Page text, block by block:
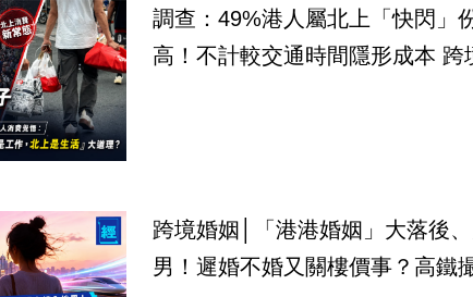
調查：49%港人屬北上「快閃」
高！不計較交通時間隱形成本 跨
跨境婚姻│「港港婚姻」大落後
男！遲婚不婚又關樓價事？高鐵